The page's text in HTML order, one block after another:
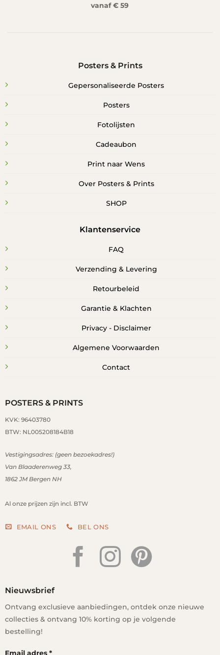
vanaf € 59
POSTERS & PRINTS
KVK: 96403780
BTW: NL005208184B18
Vestigingsadres: (geen bezoekadres!)
Van Blaaderenweg 33,
1862 JM Bergen NH
Al onze prijzen zijn incl. BTW
EMAIL ONS BEL ONS
Posters & Prints
Gepersonaliseerde Posters
Posters
Fotolijsten
Cadeaubon
Print naar Wens
Over Posters & Prints
SHOP
Klantenservice
FAQ
Verzending & Levering
Retourbeleid
Garantie & Klachten
Privacy - Disclaimer
Algemene Voorwaarden
Contact
Nieuwsbrief
Ontvang exclusieve aanbiedingen, ontdek onze nieuwe
collecties & ontvang 10% korting op je volgende
bestelling!
Email adres *